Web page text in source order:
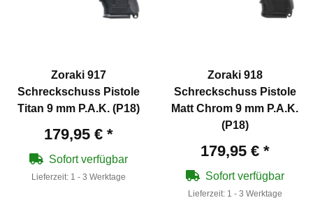
Zoraki 917
Schreckschuss Pistole
Titan 9 mm P.A.K. (P18)
179,95 € *
Sofort verfügbar
Lieferzeit: 1 - 3 Werktage
Zoraki 918
Schreckschuss Pistole
Matt Chrom 9 mm P.A.K.
(P18)
179,95 € *
Sofort verfügbar
Lieferzeit: 1 - 3 Werktage